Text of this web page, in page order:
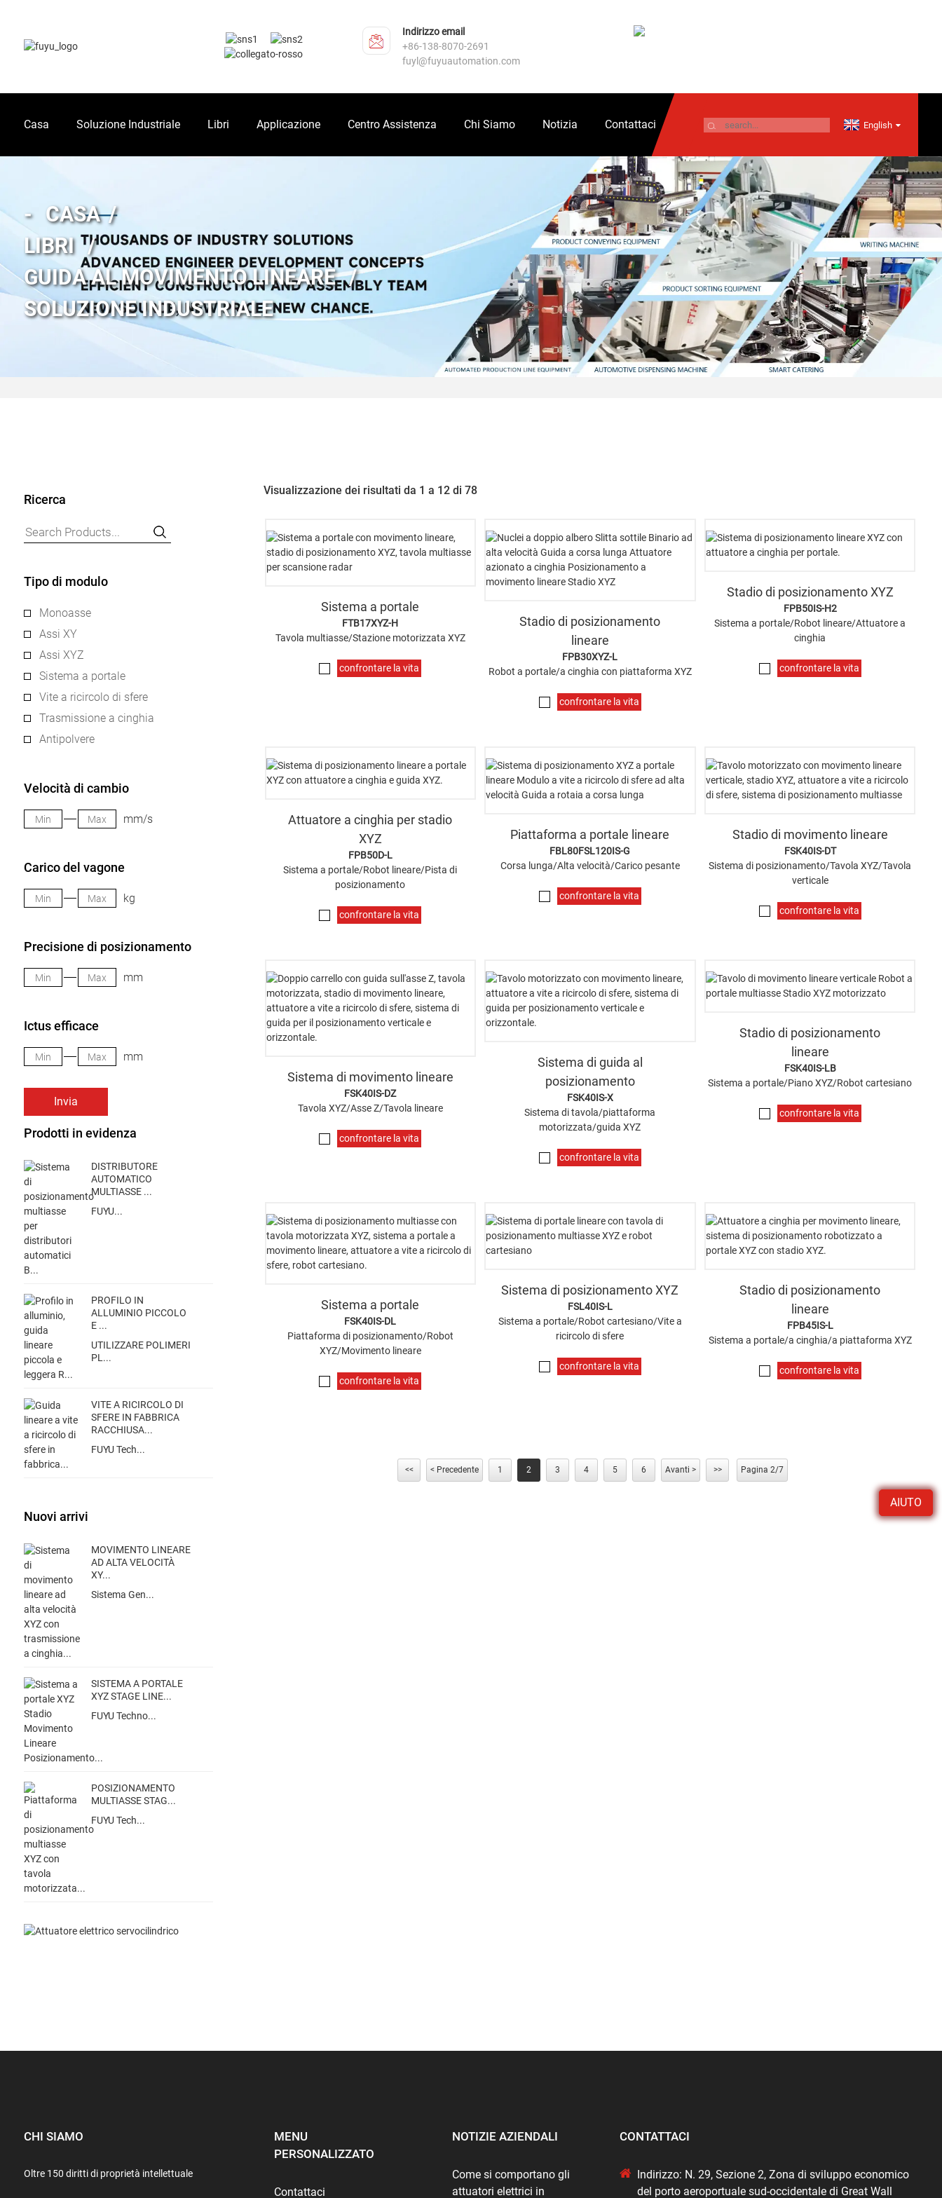
AIUTO
Indirizzo email
+86-138-8070-2691
fuyl@fuyuautomation.com
Casa Soluzione Industriale Libri Applicazione Centro Assistenza Chi Siamo Notizia Contattaci English
CASA
LIBRI
GUIDA AL MOVIMENTO LINEARE
SOLUZIONE INDUSTRIALE
Ricerca
Tipo di modulo
Monoasse
Assi XY
Assi XYZ
Sistema a portale
Vite a ricircolo di sfere
Trasmissione a cinghia
Antipolvere
Velocità di cambio
mm/s
Carico del vagone
kg
Precisione di posizionamento
mm
Ictus efficace
mm
Invia
Prodotti in evidenza
DISTRIBUTORE
AUTOMATICO
MULTIASSE ...
FUYU...
PROFILO IN
ALLUMINIO PICCOLO
E ...
UTILIZZARE POLIMERI
PL...
VITE A RICIRCOLO DI
SFERE IN FABBRICA
RACCHIUSA...
FUYU Tech...
Nuovi arrivi
MOVIMENTO LINEARE
AD ALTA VELOCITÀ
XY...
Sistema Gen...
SISTEMA A PORTALE
XYZ STAGE LINE...
FUYU Techno...
POSIZIONAMENTO
MULTIASSE STAG...
FUYU Tech...
Visualizzazione dei risultati da 1 a 12 di 78
Sistema a portale
FTB17XYZ-H
Tavola multiasse/Stazione motorizzata XYZ
confrontare la vita
Stadio di posizionamento
lineare
FPB30XYZ-L
Robot a portale/a cinghia con piattaforma XYZ
confrontare la vita
Stadio di posizionamento XYZ
FPB50IS-H2
Sistema a portale/Robot lineare/Attuatore a
cinghia
confrontare la vita
Attuatore a cinghia per stadio
XYZ
FPB50D-L
Sistema a portale/Robot lineare/Pista di
posizionamento
confrontare la vita
Piattaforma a portale lineare
FBL80FSL120IS-G
Corsa lunga/Alta velocità/Carico pesante
confrontare la vita
Stadio di movimento lineare
FSK40IS-DT
Sistema di posizionamento/Tavola XYZ/Tavola
verticale
confrontare la vita
Sistema di movimento lineare
FSK40IS-DZ
Tavola XYZ/Asse Z/Tavola lineare
confrontare la vita
Sistema di guida al
posizionamento
FSK40IS-X
Sistema di tavola/piattaforma
motorizzata/guida XYZ
confrontare la vita
Stadio di posizionamento
lineare
FSK40IS-LB
Sistema a portale/Piano XYZ/Robot cartesiano
confrontare la vita
Sistema a portale
FSK40IS-DL
Piattaforma di posizionamento/Robot
XYZ/Movimento lineare
confrontare la vita
Sistema di posizionamento XYZ
FSL40IS-L
Sistema a portale/Robot cartesiano/Vite a
ricircolo di sfere
confrontare la vita
Stadio di posizionamento
lineare
FPB45IS-L
Sistema a portale/a cinghia/a piattaforma XYZ
confrontare la vita
<< < Precedente 1 2 3 4 5 6 Avanti > >> Pagina 2/7
CHI SIAMO
Oltre 150 diritti di proprietà intellettuale
MENU
PERSONALIZZATO
Contattaci
NOTIZIE AZIENDALI
Come si comportano gli
attuatori elettrici in
CONTATTACI
Indirizzo: N. 29, Sezione 2, Zona di sviluppo economico
del porto aeroportuale sud-occidentale di Great Wall